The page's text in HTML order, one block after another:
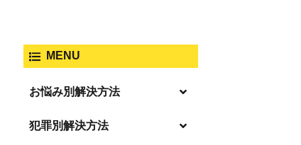
MENU
お悩み別解決方法
逮捕の不安や悩み
犯罪別解決方法